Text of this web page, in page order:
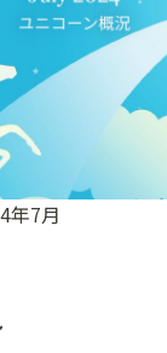
年7月